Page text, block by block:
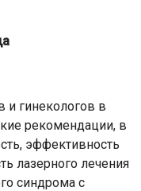
гинекологов в
рекомендации, в
эффективность
лазерного лечения
синдрома с